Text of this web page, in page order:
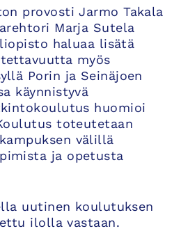
provosti Jarmo Takala
Marja Sutela
haluaa lisätä
myös
Porin ja Seinäjoen
käynnistyvä
huomioi
toteutetaan
välillä
ja opetusta
uutinen koulutuksen
ilolla vastaan.